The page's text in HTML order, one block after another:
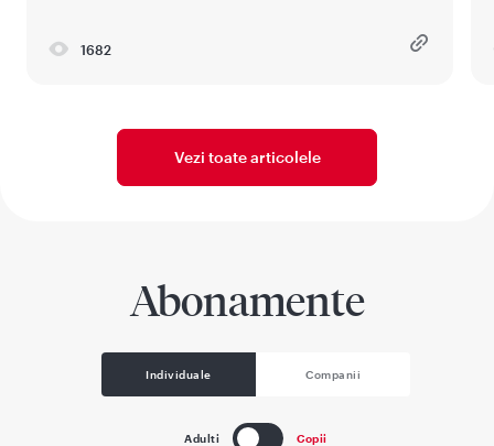
1682
Vezi toate articolele
Abonamente
Individuale Companii
Adulti Copii